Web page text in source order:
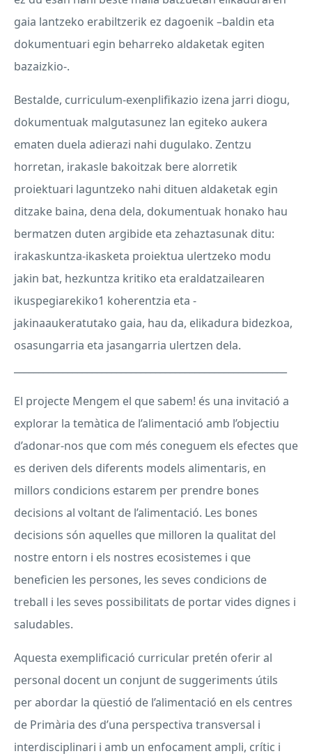
gaia lantzeko erabiltzerik ez dagoenik –baldin eta
dokumentuari egin beharreko aldaketak egiten
bazaizkio-.
Bestalde, curriculum-exenplifikazio izena jarri diogu,
dokumentuak malgutasunez lan egiteko aukera
ematen duela adierazi nahi dugulako. Zentzu
horretan, irakasle bakoitzak bere alorretik
proiektuari laguntzeko nahi dituen aldaketak egin
ditzake baina, dena dela, dokumentuak honako hau
bermatzen duten argibide eta zehaztasunak ditu:
irakaskuntza-ikasketa proiektua ulertzeko modu
jakin bat, hezkuntza kritiko eta eraldatzailearen
ikuspegiarekiko1 koherentzia eta -
jakinaaukeratutako gaia, hau da, elikadura bidezkoa,
osasungarria eta jasangarria ulertzen dela.
El projecte Mengem el que sabem! és una invitació a
explorar la temàtica de l’alimentació amb l’objectiu
d’adonar-nos que com més coneguem els efectes que
es deriven dels diferents models alimentaris, en
millors condicions estarem per prendre bones
decisions al voltant de l’alimentació. Les bones
decisions són aquelles que milloren la qualitat del
nostre entorn i els nostres ecosistemes i que
beneficien les persones, les seves condicions de
treball i les seves possibilitats de portar vides dignes i
saludables.
Aquesta exemplificació curricular pretén oferir al
personal docent un conjunt de suggeriments útils
per abordar la qüestió de l’alimentació en els centres
de Primària des d’una perspectiva transversal i
interdisciplinari i amb un enfocament ampli, crític i